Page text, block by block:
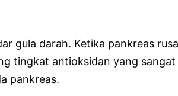
gula darah. Ketika pankreas
tingkat antioksidan yang
pankreas.